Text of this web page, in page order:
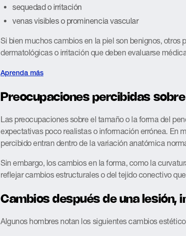
sequedad o irritación
venas visibles o prominencia vascular
Si bien muchos cambios en la piel son benignos,
dermatológicas o irritación que deben evaluarse
Aprenda más
Preocupaciones percibidas
Las preocupaciones sobre el tamaño o la forma del
expectativas poco realistas o información errónea. En
percibido entran dentro de la variación anatómica
Sin embargo, los cambios en la forma, como la
reflejar cambios estructurales o del tejido conectivo
Cambios después de una lesión,
Algunos hombres notan los siguientes cambios